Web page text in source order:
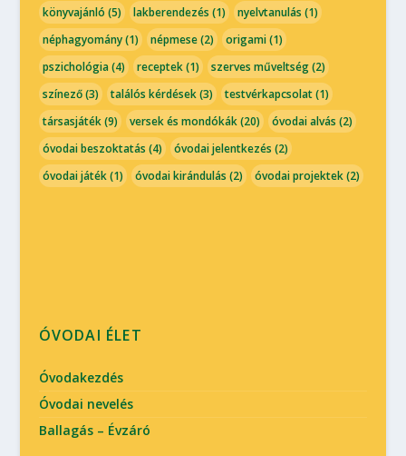
könyvajánló (5) lakberendezés (1) nyelvtanulás (1)
néphagyomány(1) népmese(2) origami(1)
pszichológia(4) receptek(1) szerves műveltség(2)
színező(3) találós kérdések(3) testvérkapcsolat(1)
társasjáték(9) versek és mondókák(20) óvodai alvás (2)
óvodai beszoktatás (4) óvodai jelentkezés (2)
óvodai játék(1) óvodai kirándulás (2) óvodai projektek(2)
ÓVODAI ÉLET
Óvodakezdés
Óvodai nevelés
Ballagás – Évzáró